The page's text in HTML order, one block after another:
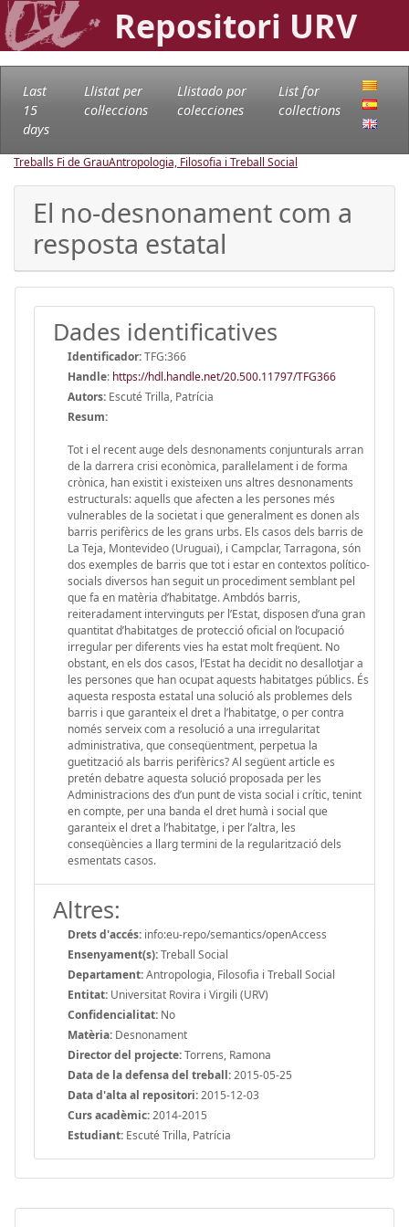
Repositori URV
Last
15
days
Llistat per
col·leccions
Llistado por
colecciones
List for
collections
Treballs Fi de GrauAntropologia, Filosofia i Treball Social
El no-desnonament com a
resposta estatal
Dades identificatives
Identificador:TFG:366
Handle: https://hdl.handle.net/20.500.11797/TFG366
Autors: Escuté Trilla, Patrícia
Resum:
Tot i el recent auge dels desnonaments conjunturals arran
de la darrera crisi econòmica, paral·lelament i de forma
crònica, han existit i existeixen uns altres desnonaments
estructurals: aquells que afecten a les persones més
vulnerables de la societat i que generalment es donen als
barris perifèrics de les grans urbs. Els casos dels barris de
La Teja, Montevideo (Uruguai), i Campclar, Tarragona, són
dos exemples de barris que tot i estar en contextos político-
socials diversos han seguit un procediment semblant pel
que fa en matèria d’habitatge. Ambdós barris,
reiteradament intervinguts per l’Estat, disposen d’una gran
quantitat d’habitatges de protecció oficial on l’ocupació
irregular per diferents vies ha estat molt freqüent. No
obstant, en els dos casos, l’Estat ha decidit no desallotjar a
les persones que han ocupat aquests habitatges públics. És
aquesta resposta estatal una solució als problemes dels
barris i que garanteix el dret a l’habitatge, o per contra
només serveix com a resolució a una irregularitat
administrativa, que conseqüentment, perpetua la
guetització als barris perifèrics? Al següent article es
pretén debatre aquesta solució proposada per les
Administracions des d’un punt de vista social i crític, tenint
en compte, per una banda el dret humà i social que
garanteix el dret a l’habitatge, i per l’altra, les
conseqüències a llarg termini de la regularització dels
esmentats casos.
Altres:
Drets d'accés: info:eu-repo/semantics/openAccess
Ensenyament(s):Treball Social
Departament:Antropologia, Filosofia i Treball Social
Entitat: Universitat Rovira i Virgili (URV)
Confidencialitat: No
Matèria: Desnonament
Director del projecte:Torrens, Ramona
Data de la defensa del treball:2015-05-25
Data d'alta al repositori:2015-12-03
Curs acadèmic:2014-2015
Estudiant: Escuté Trilla, Patrícia